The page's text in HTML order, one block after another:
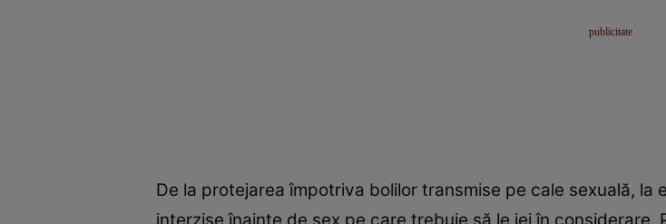
De la protejarea împotriva bolilor transmise pe cale sexuală,